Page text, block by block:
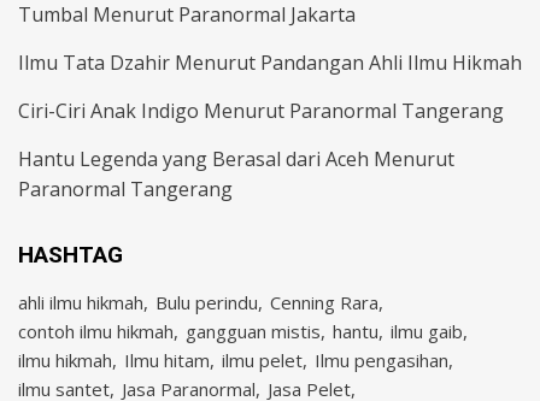
Tumbal Menurut Paranormal Jakarta
Ilmu Tata Dzahir Menurut Pandangan Ahli Ilmu Hikmah
Ciri-Ciri Anak Indigo Menurut Paranormal Tangerang
Hantu Legenda yang Berasal dari Aceh Menurut
Paranormal Tangerang
HASHTAG
ahli ilmu hikmah Bulu perindu Cenning Rara
contoh ilmu hikmah gangguan mistis hantu ilmu gaib
ilmu hikmah Ilmu hitam ilmu pelet Ilmu pengasihan
ilmu santet Jasa Paranormal Jasa Pelet